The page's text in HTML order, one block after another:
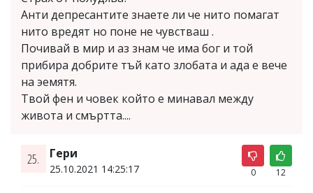
Анти депресантите знаете ли че нито помагат
нито вредят но поне не чувстваш .
Почивай в мир и аз знам че има бог и той
прибира добрите тъй като злобата и ада е вече
на эемятя.
Твой фен и човек който е минавал между
живота и смъртта....
25. Гери
25.10.2021 14:25:17 0 12